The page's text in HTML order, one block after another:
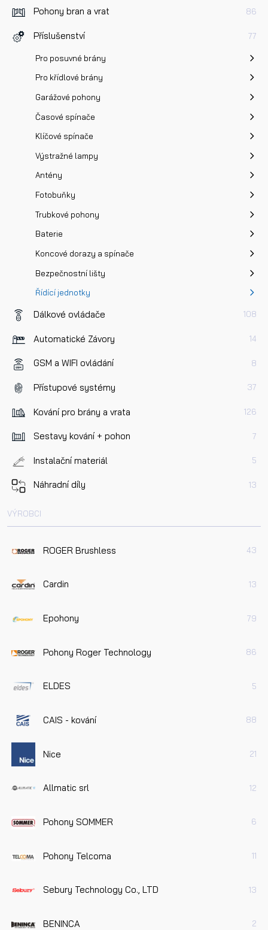
Pohony bran a vrat 86
Příslušenství 77
Pro posuvné brány
Pro křídlové brány
Garážové pohony
Časové spínače
Klíčové spínače
Výstražné lampy
Antény
Fotobuňky
Trubkové pohony
Baterie
Koncové dorazy a spínače
Bezpečnostní lišty
Řídící jednotky
Dálkové ovládače 108
Automatické Závory 14
GSM a WIFI ovládání 8
Přístupové systémy 37
Kování pro brány a vrata 126
Sestavy kování + pohon 7
Instalační materiál 5
Náhradní díly 13
VÝROBCI
ROGER Brushless 43
Cardin 13
Epohony 79
Pohony Roger Technology 86
ELDES 5
CAIS - kování 88
Nice 21
Allmatic srl 12
Pohony SOMMER 6
Pohony Telcoma 11
Sebury Technology Co., LTD 13
BENINCA 2